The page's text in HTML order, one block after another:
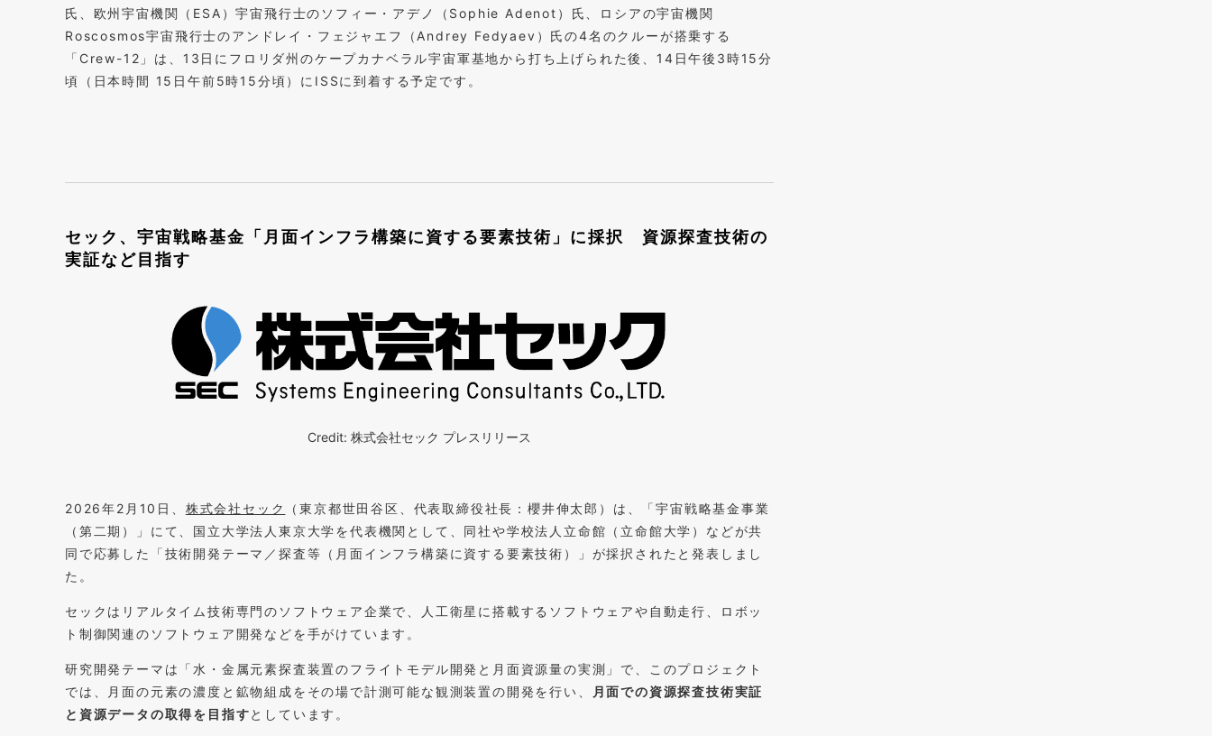
氏、欧州宇宙機関（ESA）宇宙飛行士のソフィー・アデノ（Sophie Adenot）氏、ロシアの宇宙機関
Roscosmos宇宙飛行士のアンドレイ・フェジャエフ（Andrey Fedyaev）氏の4名のクルーが搭乗する
「Crew-12」は、13日にフロリダ州のケープカナベラル宇宙軍基地から打ち上げられた後、14日午後3時15分
頃（日本時間 15日午前5時15分頃）にISSに到着する予定です。
セック、宇宙戦略基金「月面インフラ構築に資する要素技術」に採択 資源探査技術の
実証など目指す
Credit: 株式会社セック プレスリリース
2026年2月10日、 株式会社セック
（東京都世田谷区、代表取締役社長：櫻井伸太郎）は、「宇宙戦略基金事業
（第二期）」にて、国立大学法人東京大学を代表機関として、同社や学校法人立命館（立命館大学）などが共
同で応募した「技術開発テーマ／探査等（月面インフラ構築に資する要素技術）」が採択されたと発表しまし
た。
セックはリアルタイム技術専門のソフトウェア企業で、人工衛星に搭載するソフトウェアや自動走行、ロボッ
ト制御関連のソフトウェア開発などを手がけています。
研究開発テーマは「水・金属元素探査装置のフライトモデル開発と月面資源量の実測」で、このプロジェクト
では、月面の元素の濃度と鉱物組成をその場で計測可能な観測装置の開発を行い、
月面での資源探査技術実証
と資源データの取得を目指すとしています。